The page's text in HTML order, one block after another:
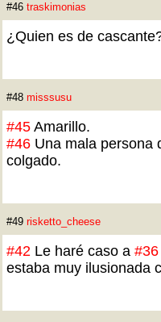
#46 traskimonias
¿Quien es de
#48 misssusu
#45 Amarillo.
#46 Una mala persona
colgado.
#49 risketto_cheese
#42 Le haré caso a #36
estaba muy ilusionada